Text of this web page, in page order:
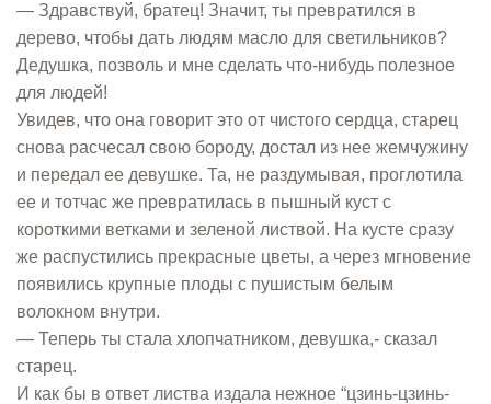
— Здравствуй, братец! Значит, ты превратился в
дерево, чтобы дать людям масло для светильников?
Дедушка, позволь и мне сделать что-нибудь полезное
для людей!
Увидев, что она говорит это от чистого сердца, старец
снова расчесал свою бороду, достал из нее жемчужину
и передал ее девушке. Та, не раздумывая, проглотила
ее и тотчас же превратилась в пышный куст с
короткими ветками и зеленой листвой. На кусте сразу
же распустились прекрасные цветы, а через мгновение
появились крупные плоды с пушистым белым
волокном внутри.
— Теперь ты стала хлопчатником, девушка,- сказал
старец.
И как бы в ответ листва издала нежное “цзинь-цзинь-